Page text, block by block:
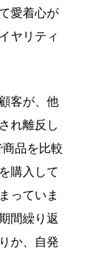
愛着心が
ヤリティ
客が、他
れ離反し
品を比較
購入して
っていま
間繰り返
か、自発